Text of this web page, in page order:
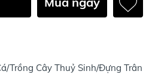
Trồng Cây Thuỷ Sinh/Đựng Trân